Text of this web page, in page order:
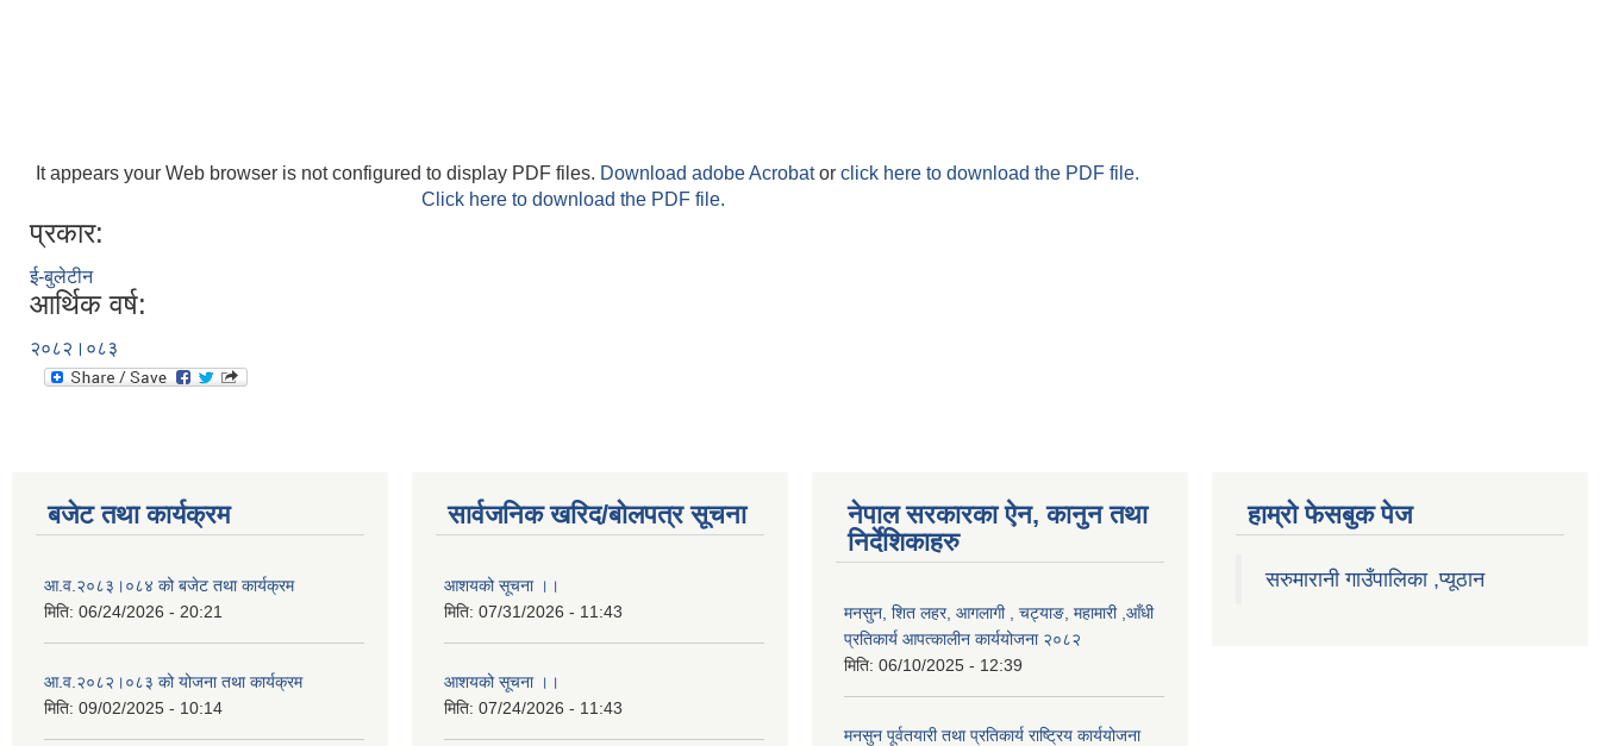
It appears your Web browser is not configured to display PDF files. Download adobe Acrobator click here to download the PDF file.
Click here to download the PDF file.
प्रकार:
ई-बुलेटीन
आर्थिक वर्ष:
२०८२।०८३
बजेट तथा कार्यक्रम
आ.व.२०८३।०८४ को बजेट तथा कार्यक्रम
मिति: 06/24/2026 - 20:21
आ.व.२०८२।०८३ को योजना तथा कार्यक्रम
मिति: 09/02/2025 - 10:14
सार्वजनिक खरिद/बोलपत्र सूचना
आशयको सूचना ।।
मिति: 07/31/2026 - 11:43
आशयको सूचना ।।
मिति: 07/24/2026 - 11:43
नेपाल सरकारका ऐन, कानुन तथा
निर्देशिकाहरु
मनसुन, शित लहर, आगलागी , चट्याङ, महामारी ,आँधी
प्रतिकार्य आपत्कालीन कार्ययोजना २०८२
मिति: 06/10/2025 - 12:39
मनसुन पूर्वतयारी तथा प्रतिकार्य राष्ट्रिय कार्ययोजना
हाम्राे फेसबुक पेज
सरुमारानी गाउँपालिका ,प्यूठान